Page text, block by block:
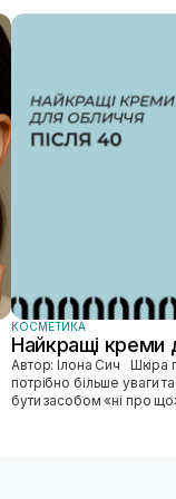
КОСМЕТИКА
Найкращі креми
Автор: Ілона Сич Шкіра після 40 досі красива та молода, просто їй
потрібно більше уваги
бути засобом «ні про